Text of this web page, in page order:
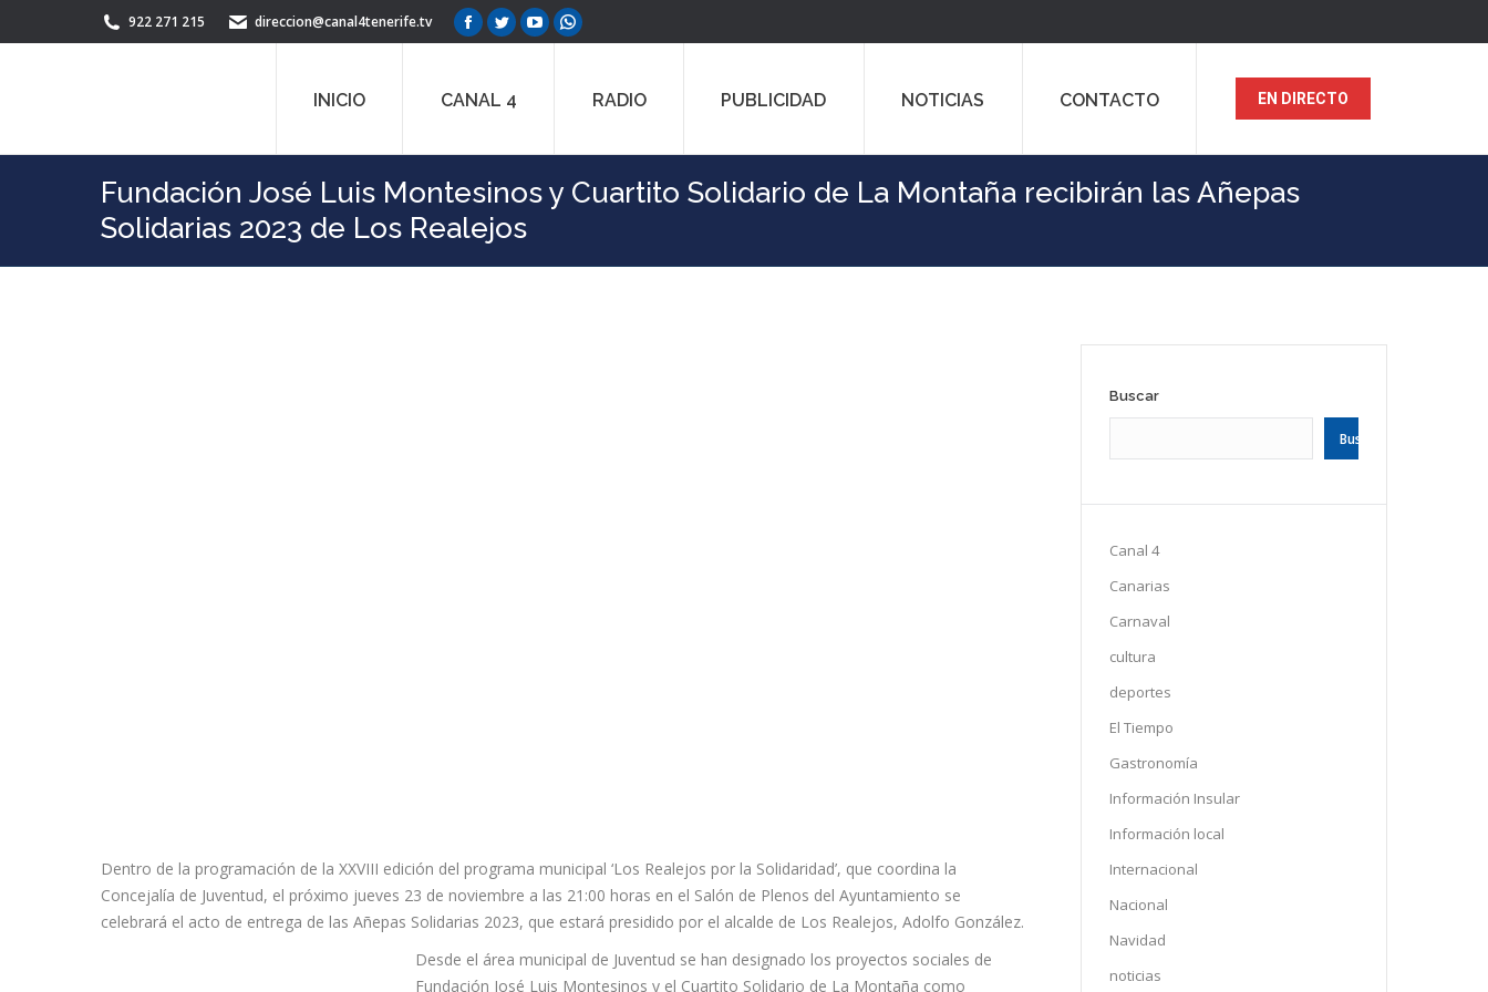
922 271 215 direccion@canal4tenerife.tv
Facebook
opens
new
window
Twitter
opens
new
YouTube
new
window
Whatsapp
opens
new
window
INICIO CANAL 4 RADIO PUBLICIDAD NOTICIAS CONTACTO EN DIRECTO
Fundación José Luis Montesinos y Cuartito Solidario de La Montaña recibirán las Añepas
Solidarias 2023 de Los Realejos
Dentro de la programación de la XXVIII edición del programa municipal ‘Los Realejos por la Solidaridad’, que coordina la
Concejalía de Juventud, el próximo jueves 23 de noviembre a las 21:00 horas en el Salón de Plenos del Ayuntamiento se
celebrará el acto de entrega de las Añepas Solidarias 2023, que estará presidido por el alcalde de Los Realejos, Adolfo González.
Desde el área municipal de Juventud se han designado los proyectos sociales de
Fundación José Luis Montesinos y el Cuartito Solidario de La Montaña como
Buscar
Buscar
Canal 4
Canarias
Carnaval
cultura
deportes
El Tiempo
Gastronomía
Información Insular
Información local
Internacional
Nacional
Navidad
noticias